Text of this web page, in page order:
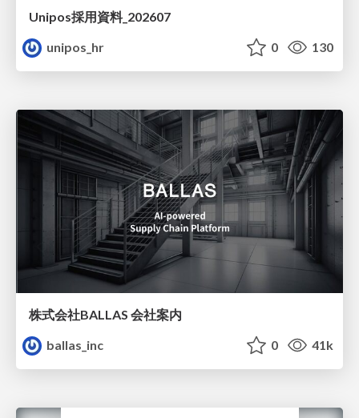
Unipos採用資料_202607
unipos_hr
0 130
株式会社BALLAS 会社案内
ballas_inc
0 41k